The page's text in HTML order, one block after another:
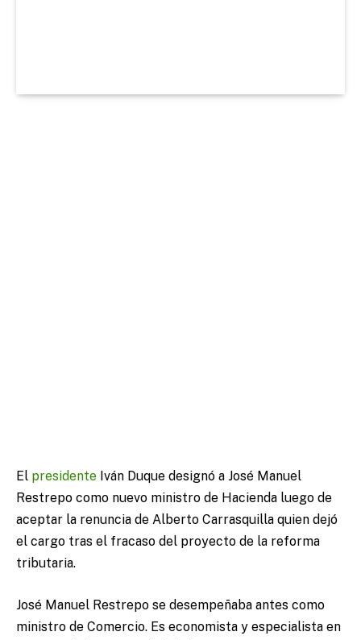
El presidente Iván Duque designó a José Manuel
Restrepo como nuevo ministro de Hacienda luego de
aceptar la renuncia de Alberto Carrasquilla quien dejó
el cargo tras el fracaso del proyecto de la reforma
tributaria.
José Manuel Restrepo se desempeñaba antes como
ministro de Comercio. Es economista y especialista en